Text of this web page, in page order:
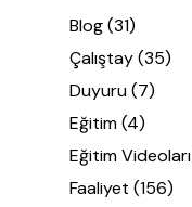
Blog(31)
Çalıştay(35)
Duyuru(7)
Eğitim(4)
Eğitim Videoları
Faaliyet (156)